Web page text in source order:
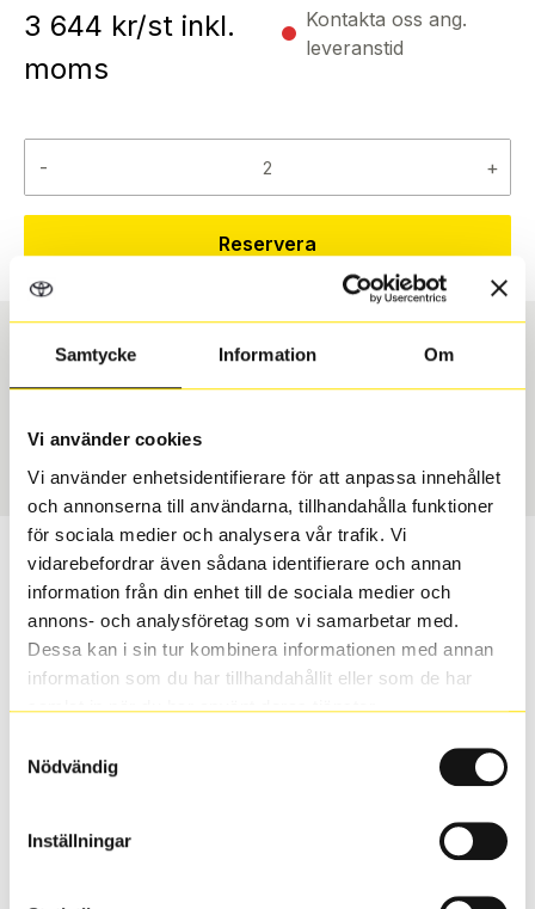
Samtycke Information Om
Vi använder cookies
Vi använder enhetsidentifierare för att anpassa innehållet
och annonserna till användarna, tillhandahålla funktioner
för sociala medier och analysera vår trafik. Vi
vidarebefordrar även sådana identifierare och annan
information från din enhet till de sociala medier och
annons- och analysföretag som vi samarbetar med.
Dessa kan i sin tur kombinera informationen med annan
information som du har tillhandahållit eller som de har
samlat in när du har använt deras tjänster.
Nödvändig
Inställningar
3 644 kr/st inkl.
moms
Kontakta oss ang.
leveranstid
- +
Reservera
Art nummer
Passar detta däck min bil?
Ange registreringsnummer för att se om det däck du
valt passar din bilmodell. Om du köper däck som skall
sättas på dina befintliga fälgar, se till att kolla en extra
gång så att däck och fälg har samma dimensioner.
inte vara samma dimension som bilen hade ut från